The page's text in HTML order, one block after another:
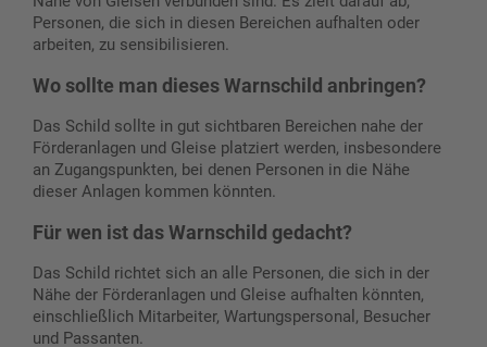
Personen, die sich in diesen Bereichen aufhalten oder
arbeiten, zu sensibilisieren.
Wo sollte man dieses Warnschild anbringen?
Das Schild sollte in gut sichtbaren Bereichen nahe der
Förderanlagen und Gleise platziert werden, insbesondere
an Zugangspunkten, bei denen Personen in die Nähe
dieser Anlagen kommen könnten.
Für wen ist das Warnschild gedacht?
Das Schild richtet sich an alle Personen, die sich in der
Nähe der Förderanlagen und Gleise aufhalten könnten,
einschließlich Mitarbeiter, Wartungspersonal, Besucher
und Passanten.